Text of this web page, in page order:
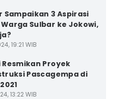
Sampaikan 3 Aspirasi
Sulbar ke Jokowi,
19:21 WIB
Proyek
Pascagempa di
13:22 WIB